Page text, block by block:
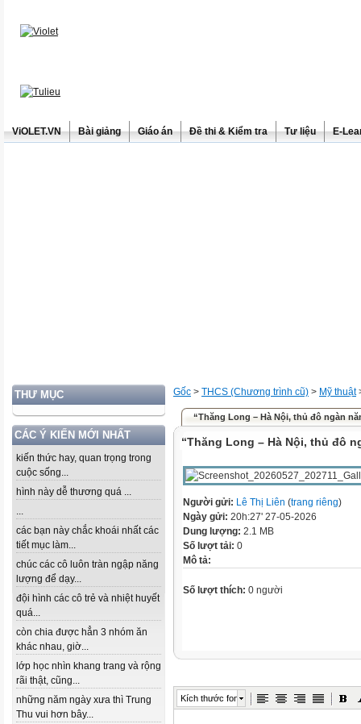
ViOLET.VN Bài giảng Giáo án Đề thi & Kiểm tra Tư liệu E-
THƯ MỤC
CÁC Ý KIẾN MỚI NHẤT
kiến thức hay, quan trọng trong
cuộc sống...
hình này dễ thương quá ...
...
các bạn này chắc khoái nhất các
tiết mục làm...
chúc các cô luôn tràn ngập năng
lượng để dạy...
đội hình các cô trẻ và nhiệt huyết
quá...
còn chia được hẳn 3 nhóm ăn
khác nhau, giờ...
lớp học nhìn khang trang và rộng
rãi thật, cũng...
những năm ngày xưa thì Trung
Thu vui hơn bây...
Gốc > THCS (Chương trình cũ) > Mỹ thuật
“Thăng Long – Hà Nội, thủ đô ngàn
“Thăng Long – Hà Nội, thủ đô
Người gửi: Lê Thị Liên (trang riêng)
Ngày gửi: 20h:27' 27-05-2026
Dung lượng: 2.1 MB
Số lượt tải: 0
Mô tả:
Số lượt thích: 0 người
Kích thước font